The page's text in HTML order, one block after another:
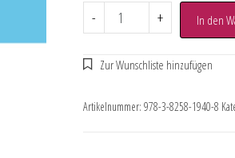
- + In den
Artikelnummer: 978-3-8258-1940-8